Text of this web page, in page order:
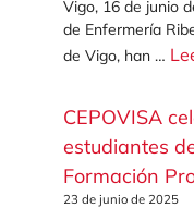
Vigo, 16 de junio
de Enfermería
de Vigo, han …
CEPOVISA
estudiantes
Formación
23 de junio de 2025